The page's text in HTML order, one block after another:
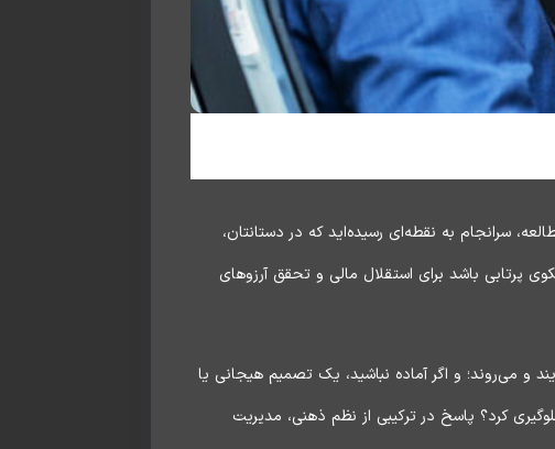
سرانجام به نقطه‌ای رسیده‌اید که در دستانتان،
پرتابی باشد برای استقلال مالی و تحقق آرزوهای
می‌روند؛ و اگر آماده نباشید، یک تصمیم هیجانی یا
کرد؟ پاسخ در ترکیبی از نظم ذهنی، مدیریت